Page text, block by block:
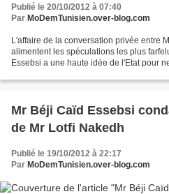
Publié le 20/10/2012 à 07:40
Par MoDemTunisien.over-blog.com
L'affaire de la conversation privée entre
alimentent les spéculations les plus
Essebsi a une haute idée de l'Etat pour
Mr Béji Caïd Essebsi
de Mr Lotfi Nakedh
Publié le 19/10/2012 à 22:17
Par MoDemTunisien.over-blog.com